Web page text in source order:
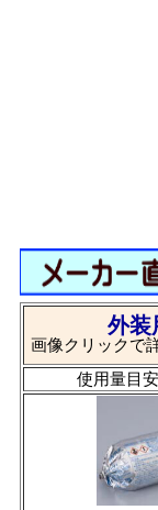
外装
画像クリックで
使用量目